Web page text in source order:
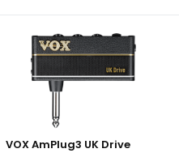
VOX AmPlug3 UK Drive